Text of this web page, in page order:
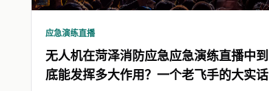
应急演练直播
无人机在菏泽消防应急应急演练直播中到
底能发挥多大作用？一个老飞手的大实话